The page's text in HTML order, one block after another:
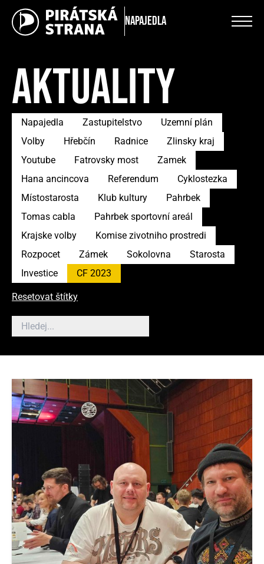
Napajedla
AKTUALITY
Napajedla Zastupitelstvo
Uzemní plán
Volby
Hřebčín Radnice
Zlinsky kraj
Youtube
Fatrovsky most
Zamek
Hana ancincova
Referendum
Cyklostezka
Místostarosta
Klub kultury
Pahrbek
Tomas cabla
Pahrbek sportovní areál
Krajske volby
Komise zivotniho prostredi
Rozpocet
Zámek Sokolovna
Starosta
Investice
CF 2023
Resetovat štítky